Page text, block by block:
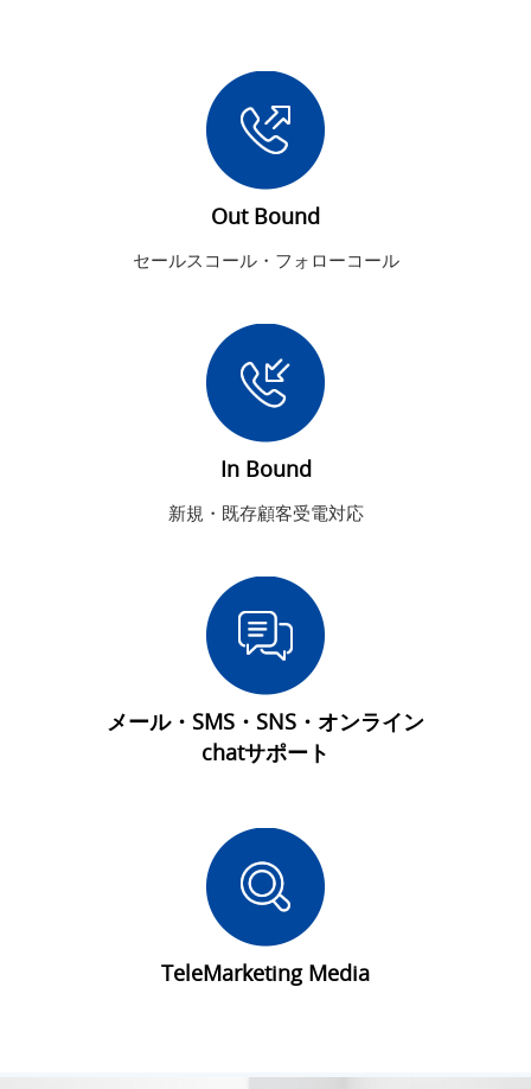
Out Bound
セールスコール・フォローコール
In Bound
新規・既存顧客受電対応
メール・SMS・SNS・オンライン
chatサポート
TeleMarketing Media